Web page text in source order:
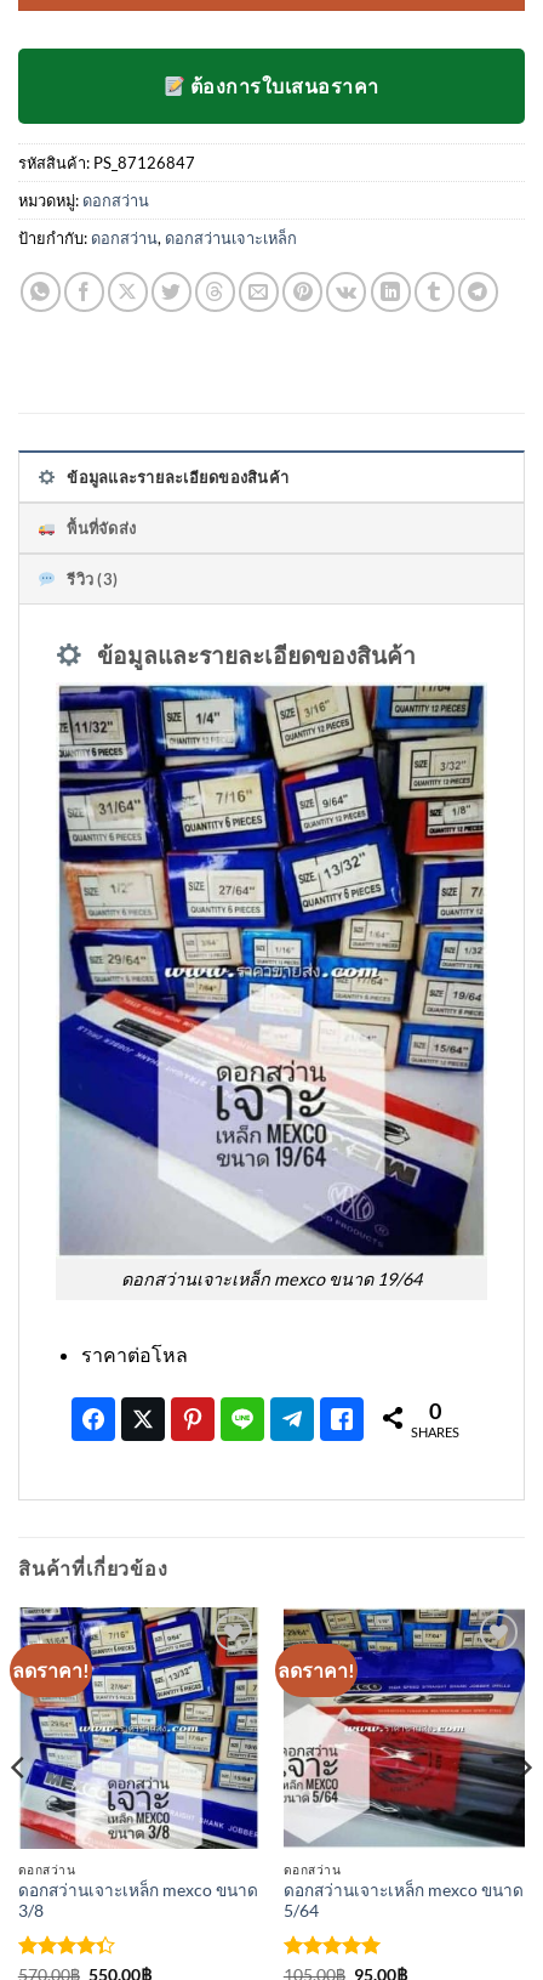
ของ
ต้องการใบเสนอราคา
รหัสสินค้า: PS_87126847
หมวดหมู่: ดอกสว่าน
ป้ายกำกับ: ดอกสว่าน, ดอกสว่านเจาะเหล็ก
ข้อมูลและรายละเอียดของสินค้า
พื้นที่จัดส่ง
รีวิว (3)
ข้อมูลและรายละเอียดของสินค้า
ดอกสว่านเจาะเหล็ก mexco ขนาด 19/64
ราคาต่อโหล
0
SHARES
สินค้าที่เกี่ยวข้อง
ลดราคา!
เพิ่มเข้า
ใน
รายการ
ที่
ติดตาม
ดอกสว่าน
ดอกสว่านเจาะเหล็ก mexco ขนาด
3/8
ให้
570.00฿ Original
550.00฿Current
ลดราคา!
เพิ่มเข้า
ใน
รายการ
ที่
ติดตาม
ดอกสว่าน
ดอกสว่านเจาะเหล็ก mexco ขนาด
5/64
ให้คะแนน
105.00฿ Original
95.00฿Current